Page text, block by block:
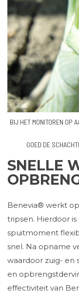
BIJ HET MONITOREN OP
GOED DE
SNELLE
Benevia® werkt
tripsen. Hierdoor
spuitmoment
snel. Na opname
waardoor zuig- en
en
effectiviteit van